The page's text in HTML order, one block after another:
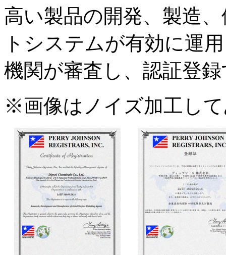
高い製品の開発、製造
トシステムが有効に運
機関が審査し、認証登
※画像はノイズ加工し